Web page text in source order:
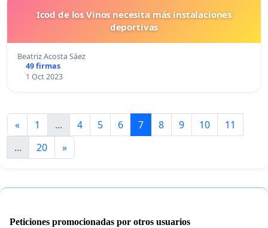
Icod de los Vinos necesita más instalaciones
deportivas
Beatriz Acosta Sáez
49 firmas
1 Oct 2023
« 1 ... 4 5 6 7 8 9 10
11
...
20 »
Peticiones promocionadas por otros usuarios